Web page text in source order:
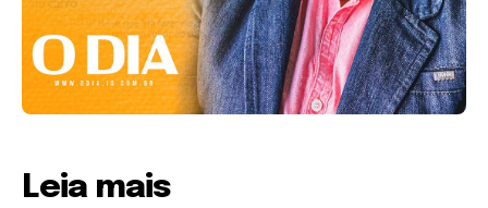
Leia mais